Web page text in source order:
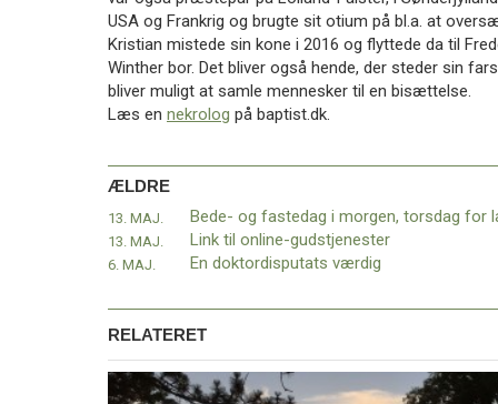
Inspiration
Værktøjskassen
USA og Frankrig og brugte sit otium på bl.a. at
Kristian mistede sin kone i 2016 og flyttede da til
Winther bor. Det bliver også hende, der steder sin
bliver muligt at samle mennesker til en bisættelse.
Læs en nekrolog på baptist.dk.
ÆLDRE
13. MAJ.
13. MAJ. Link til online-gudstjenester
6. MAJ. En doktordisputats værdig
RELATERET